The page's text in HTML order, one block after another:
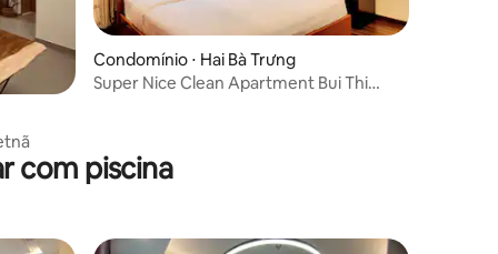
Condomínio ⋅ Hai Bà Trưng
Super Nice Clean Apartment Bui Thi
com piscina